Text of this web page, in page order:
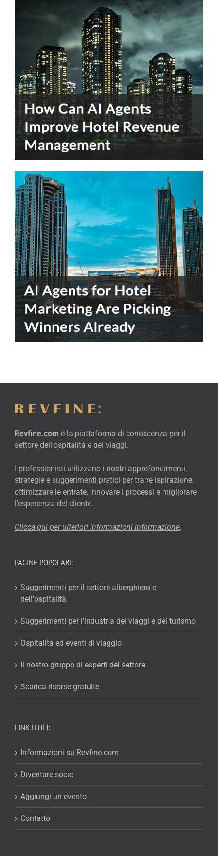
Revfine.com è la piattaforma di conoscenza per il
settore dell'ospitalità e dei viaggi.
I professionisti utilizzano i nostri approfondimenti,
strategie e suggerimenti pratici per trarre ispirazione,
ottimizzare le entrate, innovare i processi e migliorare
l'esperienza del cliente.
Clicca qui per ulteriori informazioni informazione.
PAGINE POPOLARI:
Suggerimenti per il settore alberghiero e
dell'ospitalità
Suggerimenti per l'industria dei viaggi e del turismo
Ospitalità ed eventi di viaggio
Il nostro gruppo di esperti del settore
Scarica risorse gratuite
LINK UTILI:
Informazioni su Revfine.com
Diventare socio
Aggiungi un evento
Contatto